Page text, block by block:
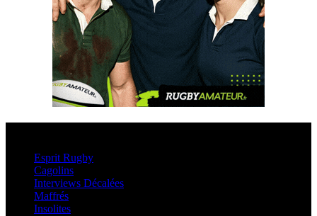
Esprit Rugby
Cagolins
Interviews Décalées
Maffrés
Insolites